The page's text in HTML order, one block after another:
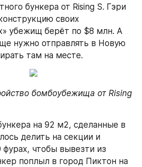
бункера от Rising S. Гэри
своих
убежищ берёт по $8 млн. А
нужно отправлять в Новую
там на месте.
бомбоубежища от Rising
на 92 м2, сделанные в
делить на секции и
фурах, чтобы вывезти из
поплыл в город Пиктон на